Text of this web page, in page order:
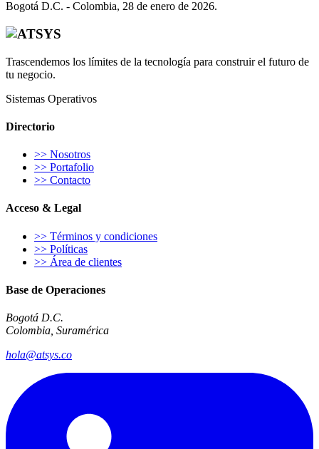
Para dudas e inquietudes relacionadas con estos temas puede
Bogotá D.C. - Colombia, 28 de enero de 2026.
tu negocio.
Sistemas Operativos
Directorio
>> Nosotros
>>Contacto
Acceso & Legal
>> Términos y condiciones
>>Área de clientes
Base de Operaciones
Colombia, Suramérica
hola@atsys.co